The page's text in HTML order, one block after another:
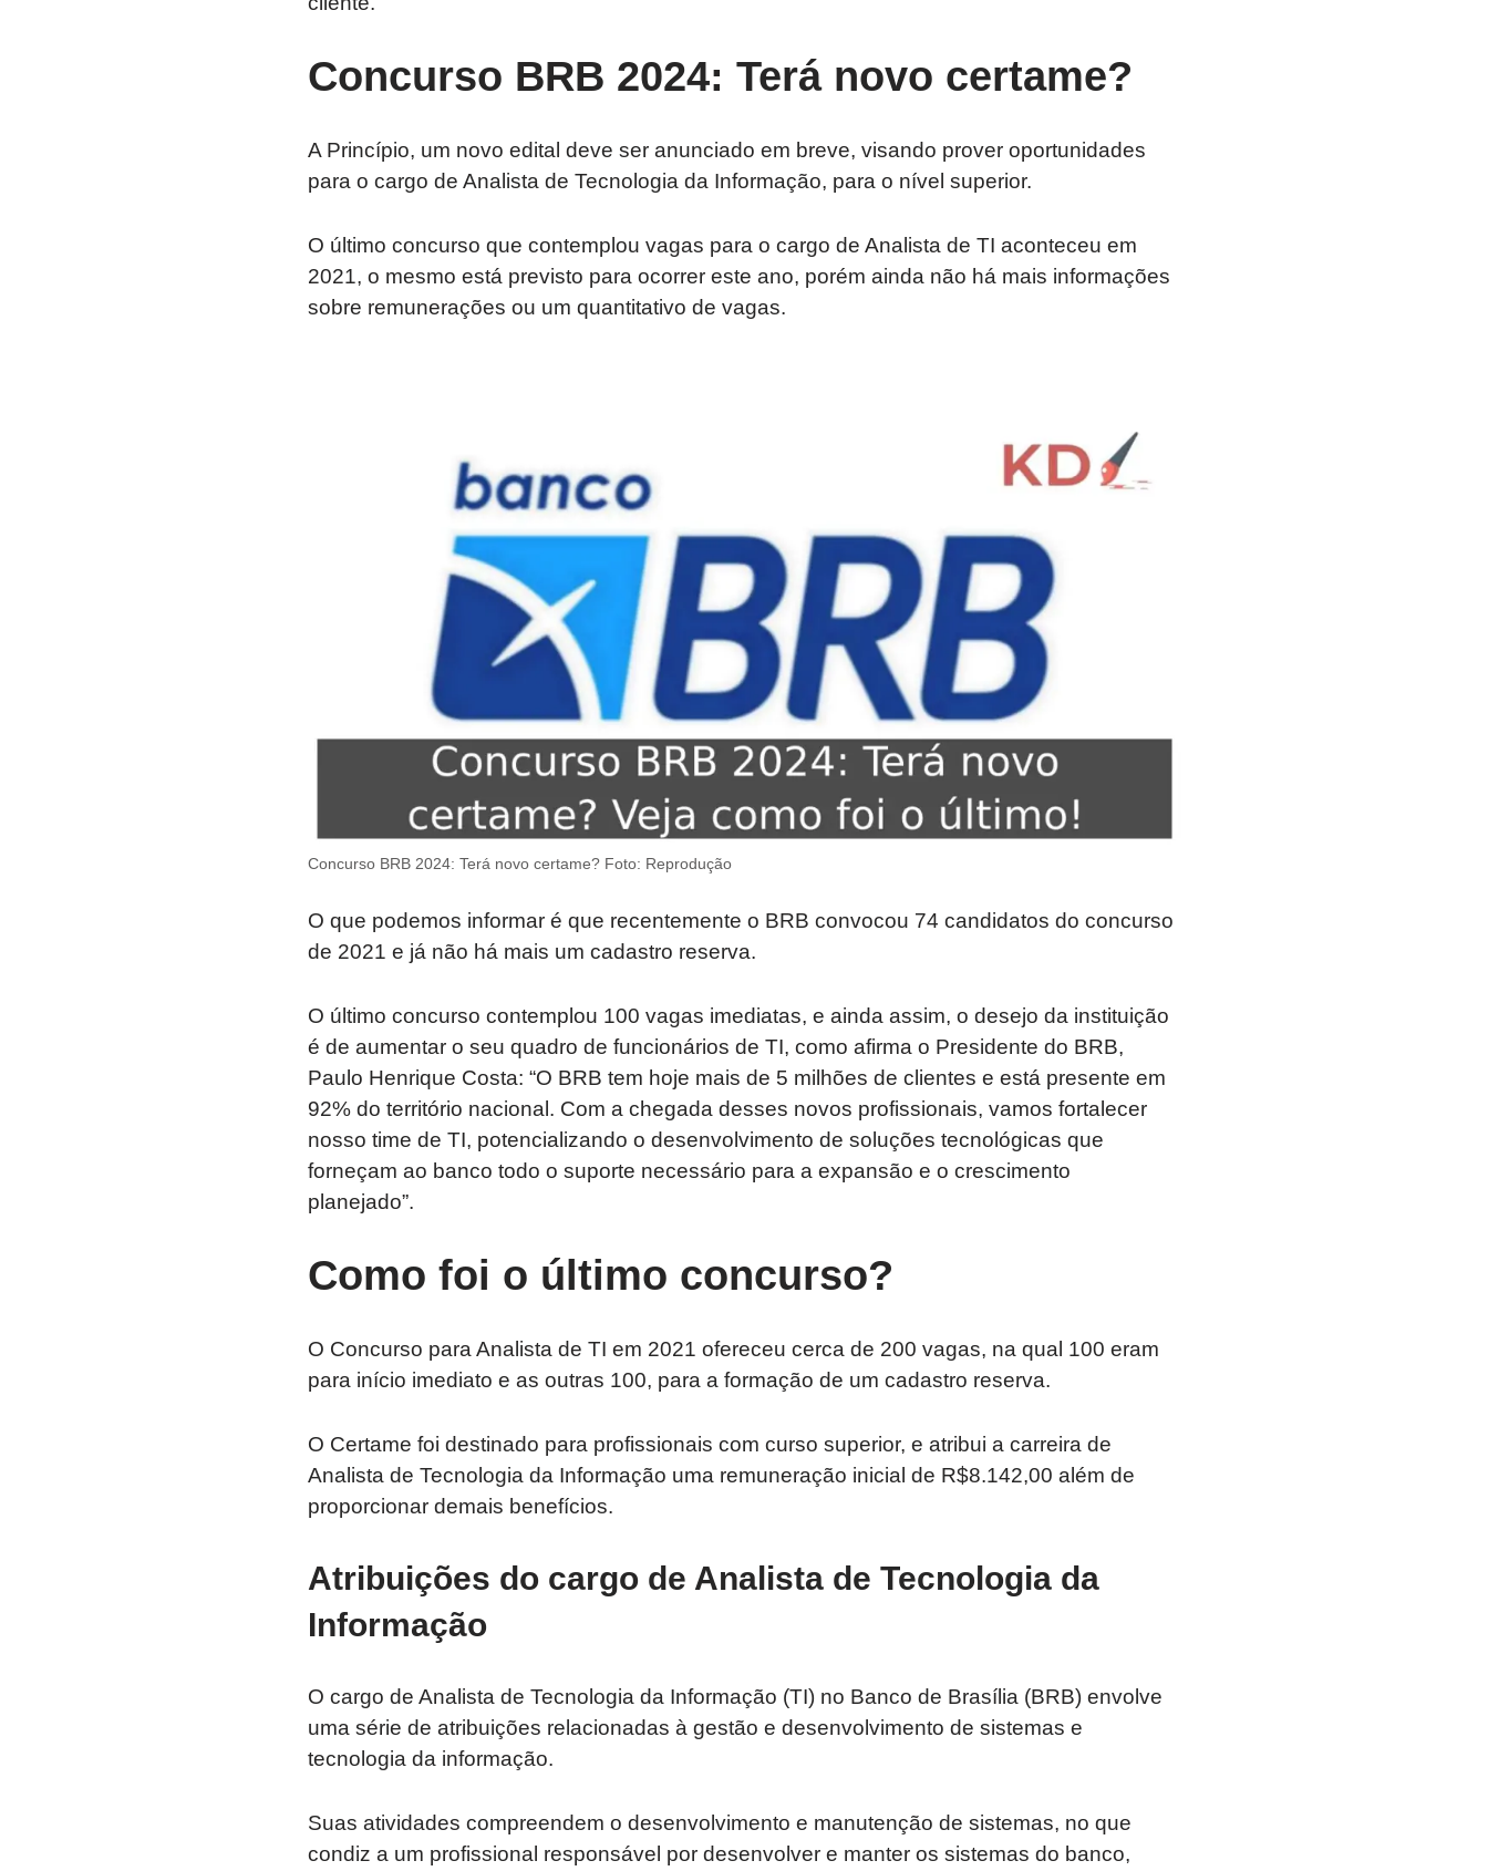
Concurso BRB 2024: Terá novo certame?
A Princípio, um novo edital deve ser anunciado em breve, visando prover oportunidades
para o cargo de Analista de Tecnologia da Informação, para o nível superior.
O último concurso que contemplou vagas para o cargo de Analista de TI aconteceu em
2021, o mesmo está previsto para ocorrer este ano, porém ainda não há mais informações
sobre remunerações ou um quantitativo de vagas.
Concurso BRB 2024: Terá novo certame? Foto: Reprodução
O que podemos informar é que recentemente o BRB convocou 74 candidatos do concurso
de 2021 e já não há mais um cadastro reserva.
O último concurso contemplou 100 vagas imediatas, e ainda assim, o desejo da instituição
é de aumentar o seu quadro de funcionários de TI, como afirma o Presidente do BRB,
Paulo Henrique Costa: “O BRB tem hoje mais de 5 milhões de clientes e está presente em
92% do território nacional. Com a chegada desses novos profissionais, vamos fortalecer
nosso time de TI, potencializando o desenvolvimento de soluções tecnológicas que
forneçam ao banco todo o suporte necessário para a expansão e o crescimento
planejado”.
Como foi o último concurso?
O Concurso para Analista de TI em 2021 ofereceu cerca de 200 vagas, na qual 100 eram
para início imediato e as outras 100, para a formação de um cadastro reserva.
O Certame foi destinado para profissionais com curso superior, e atribui a carreira de
Analista de Tecnologia da Informação uma remuneração inicial de R$8.142,00 além de
proporcionar demais benefícios.
Atribuições do cargo de Analista de Tecnologia da
Informação
O cargo de Analista de Tecnologia da Informação (TI) no Banco de Brasília (BRB) envolve
uma série de atribuições relacionadas à gestão e desenvolvimento de sistemas e
tecnologia da informação.
Suas atividades compreendem o desenvolvimento e manutenção de sistemas, no que
condiz a um profissional responsável por desenvolver e manter os sistemas do banco,